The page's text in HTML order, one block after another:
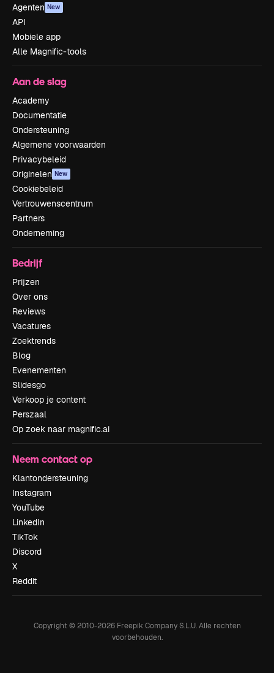
Agenten New
API
Mobiele app
Alle Magnific-tools
Aan de slag
Academy
Documentatie
Ondersteuning
Algemene voorwaarden
Privacybeleid
Originelen New
Cookiebeleid
Vertrouwenscentrum
Partners
Onderneming
Bedrijf
Prijzen
Over ons
Reviews
Vacatures
Zoektrends
Blog
Evenementen
Slidesgo
Verkoop je content
Perszaal
Op zoek naar magnific.ai
Neem contact op
Klantondersteuning
Instagram
YouTube
LinkedIn
TikTok
Discord
X
Reddit
Copyright © 2010-2026Freepik Company S.L.U. Alle rechten
voorbehouden.